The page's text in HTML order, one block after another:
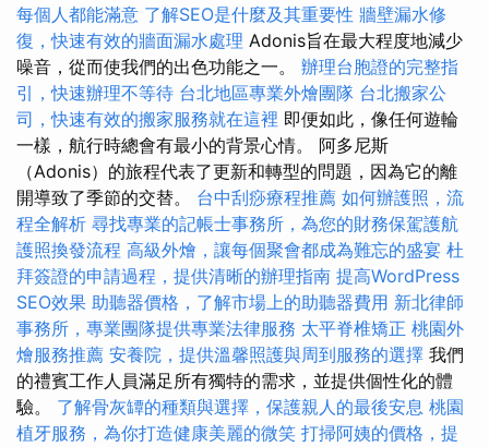
每個人都能滿意 了解SEO是什麼及其重要性 牆壁漏水修
復，快速有效的牆面漏水處理 Adonis旨在最大程度地減少
噪音，從而使我們的出色功能之一。 辦理台胞證的完整指
引，快速辦理不等待 台北地區專業外燴團隊 台北搬家公
司，快速有效的搬家服務就在這裡 即便如此，像任何遊輪
一樣，航行時總會有最小的背景心情。 阿多尼斯
（Adonis）的旅程代表了更新和轉型的問題，因為它的離
開導致了季節的交替。 台中刮痧療程推薦 如何辦護照，流
程全解析 尋找專業的記帳士事務所，為您的財務保駕護航
護照換發流程 高級外燴，讓每個聚會都成為難忘的盛宴 杜
拜簽證的申請過程，提供清晰的辦理指南 提高WordPress
SEO效果 助聽器價格，了解市場上的助聽器費用 新北律師
事務所，專業團隊提供專業法律服務 太平脊椎矯正 桃園外
燴服務推薦 安養院，提供溫馨照護與周到服務的選擇 我們
的禮賓工作人員滿足所有獨特的需求，並提供個性化的體
驗。 了解骨灰罈的種類與選擇，保護親人的最後安息 桃園
植牙服務，為你打造健康美麗的微笑 打掃阿姨的價格，提